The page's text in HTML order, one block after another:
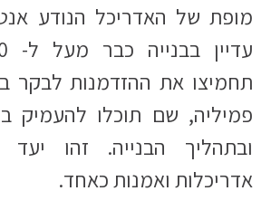
מופת של האדריכל הנודע
תחמיצו את ההזדמנות לבקר
פמיליה, שם תוכלו להעמיק
ובתהליך הבנייה. זהו יעד
אדריכלות ואמנות כאחד.